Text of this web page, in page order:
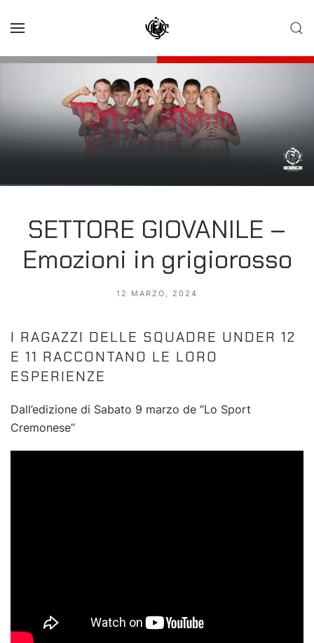
SETTORE GIOVANILE –
Emozioni in grigiorosso
12 MARZO, 2024
I RAGAZZI DELLE SQUADRE UNDER 12
E 11 RACCONTANO LE LORO
ESPERIENZE
Dall’edizione di Sabato 9 marzo de “Lo Sport
Cremonese”